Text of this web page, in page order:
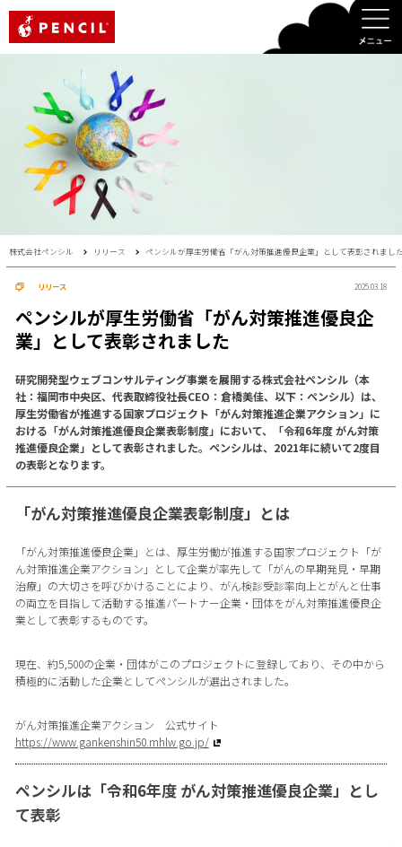
株式会社ペンシル リリース ペンシルが厚生労働省「がん対策推進優良企業」として表彰されまし
リリース 2025.03.18
ペンシルが厚生労働省「がん対策推進優良企
業」として表彰されました
研究開発型ウェブコンサルティング事業を展開する株式会社ペンシル（本
社：福岡市中央区、代表取締役社長CEO：倉橋美佳、以下：ペンシル）は、
厚生労働省が推進する国家プロジェクト「がん対策推進企業アクション」に
おける「がん対策推進優良企業表彰制度」において、「令和6年度 がん対策
推進優良企業」として表彰されました。ペンシルは、2021年に続いて2度目
の表彰となります。
「がん対策推進優良企業表彰制度」とは
「がん対策推進優良企業」とは、厚生労働が推進する国家プロジェクト「が
ん対策推進企業アクション」として企業が率先して「がんの早期発見・早期
治療」の大切さを呼びかけることにより、がん検診受診率向上とがんと仕事
の両立を目指して活動する推進パートナー企業・団体をがん対策推進優良企
業として表彰するものです。
現在、約5,500の企業・団体がこのプロジェクトに登録しており、その中から
積極的に活動した企業としてペンシルが選出されました。
がん対策推進企業アクション 公式サイト
https://www.gankenshin50.mhlw.go.jp/
ペンシルは「令和6年度 がん対策推進優良企業」とし
て表彰